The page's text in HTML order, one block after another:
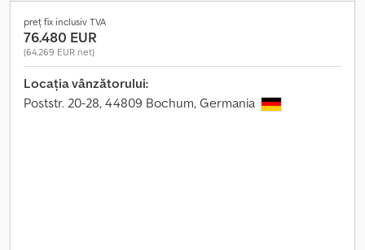
preț fix inclusiv TVA
76.480 EUR
(64.269 EUR net)
Locația vânzătorului:
Poststr. 20-28, 44809 Bochum, Germania